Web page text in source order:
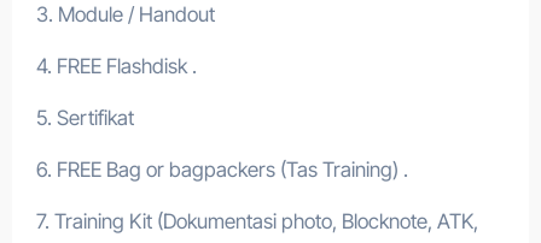
3. Module / Handout
4. FREE Flashdisk .
5. Sertifikat
6. FREE Bag or bagpackers (Tas Training) .
7. Training Kit (Dokumentasi photo, Blocknote, ATK,